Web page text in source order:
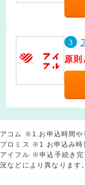
3
原則
アコム ※1.お申込時間や
プロミス ※1 お申込み時
アイフル ※申込手続き完
況などにより異なります。